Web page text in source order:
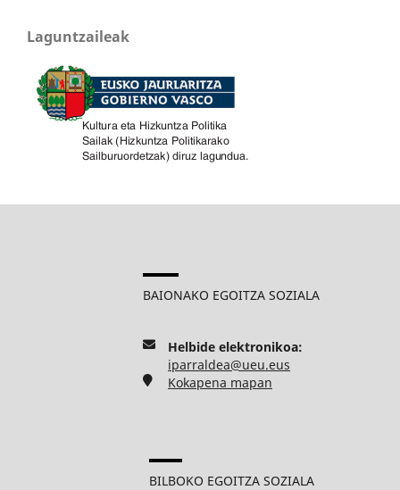
Laguntzaileak
BAIONAKO EGOITZA SOZIALA
Helbide elektronikoa:
iparraldea@ueu.eus
Kokapena mapan
BILBOKO EGOITZA SOZIALA